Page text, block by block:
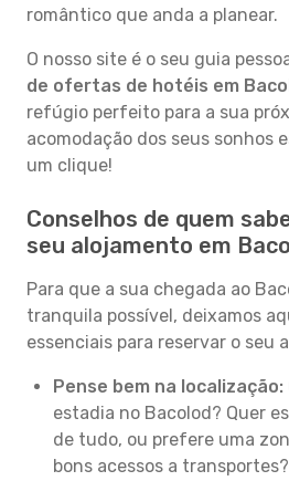
romântico que anda a planear.
O nosso site é o seu guia
de ofertas de hotéis em
refúgio perfeito para a sua
acomodação dos seus sonhos
um clique!
Conselhos de quem
seu alojamento em
Para que a sua chegada ao
tranquila possível, deixamos
essenciais para reservar o seu
Pense bem na localização:
estadia no Bacolod? Quer
de tudo, ou prefere uma
bons acessos a